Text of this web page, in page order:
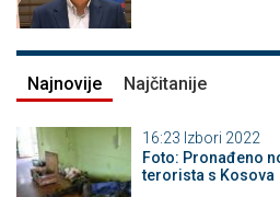
Najnovije Najčitanije
16:23 Izbori 2022
Foto: Pronađeno
terorista s Kosova